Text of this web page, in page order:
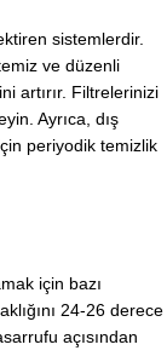
sistemlerdir.
ve düzenli
artırır. Filtrelerinizi
Ayrıca, dış
periyodik temizlik
için bazı
24-26 derece
açısından